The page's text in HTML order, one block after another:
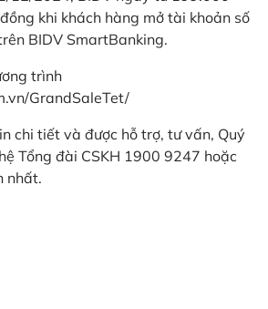
khi khách hàng mở tài khoản số
BIDV SmartBanking.
trình
GrandSaleTet/
chi tiết và được hỗ trợ, tư vấn, Quý
Tổng đài CSKH 1900 9247 hoặc
nhất.